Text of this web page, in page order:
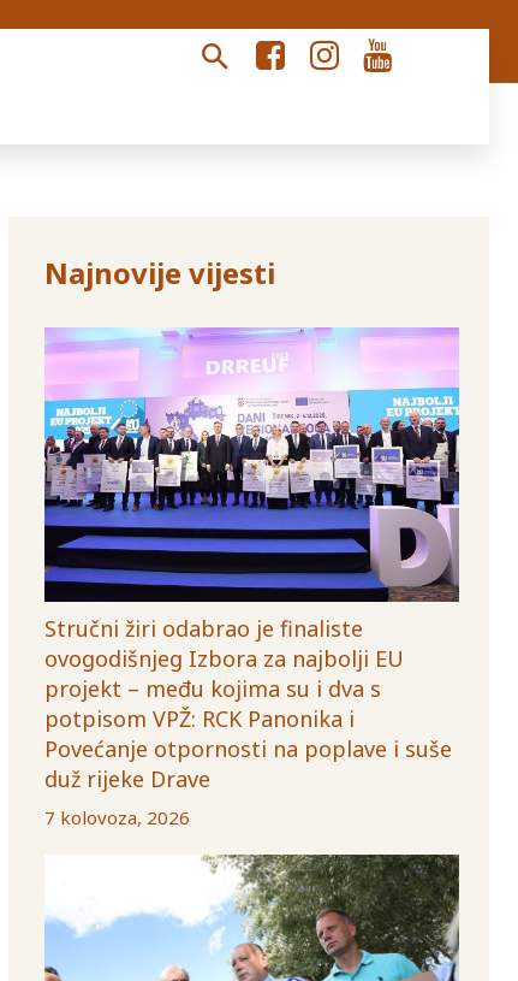
Najnovije vijesti
Stručni žiri odabrao je finaliste
ovogodišnjeg Izbora za najbolji EU
projekt – među kojima su i dva s
potpisom VPŽ: RCK Panonika i
Povećanje otpornosti na poplave i suše
duž rijeke Drave
7 kolovoza, 2026